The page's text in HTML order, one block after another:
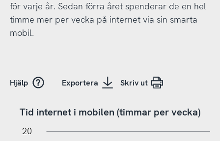
för varje år. Sedan förra året spenderar de en hel
timme mer per vecka på internet via sin smarta
mobil.
Hjälp Exportera Skriv ut
Tid internet i mobilen (timmar per vecka)
20